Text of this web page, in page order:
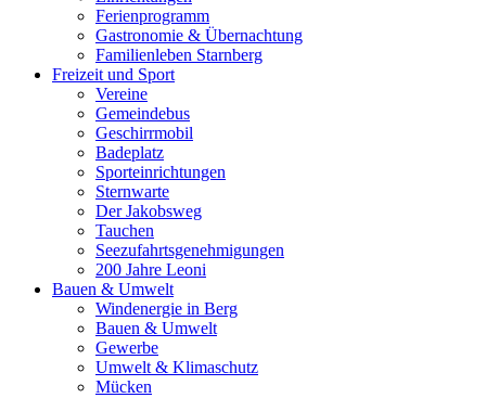
Ferienprogramm
Gastronomie & Übernachtung
Familienleben Starnberg
Freizeit und Sport
Vereine
Gemeindebus
Geschirrmobil
Badeplatz
Sporteinrichtungen
Sternwarte
Der Jakobsweg
Tauchen
Seezufahrtsgenehmigungen
200 Jahre Leoni
Bauen & Umwelt
Windenergie in Berg
Bauen & Umwelt
Gewerbe
Umwelt & Klimaschutz
Mücken